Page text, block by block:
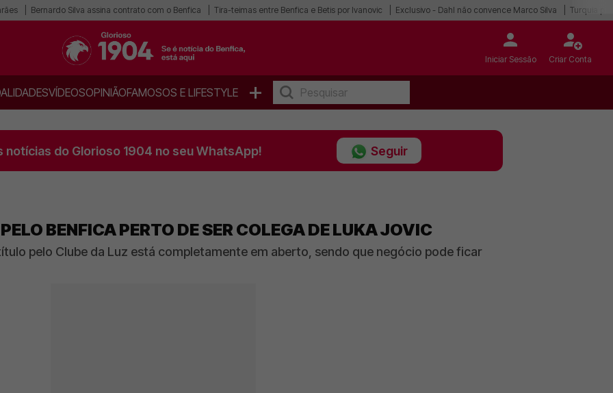
Bernardo Silva assina contrato com o Benfica Tira-teimas entre Benfica e Betis por Ivanovic Exclusivo - Dahl não convence Marco Silva Turquia
Iniciar Sessão Criar Conta
VÍDEOSOPINIÃOFAMOSOS E LIFESTYLE +
notícias do Glorioso 1904 no seu WhatsApp! Seguir
BENFICA PERTO DE SER COLEGA DE LUKA JOVIC
pelo Clube da Luz está completamente em aberto, sendo que negócio pode ficar